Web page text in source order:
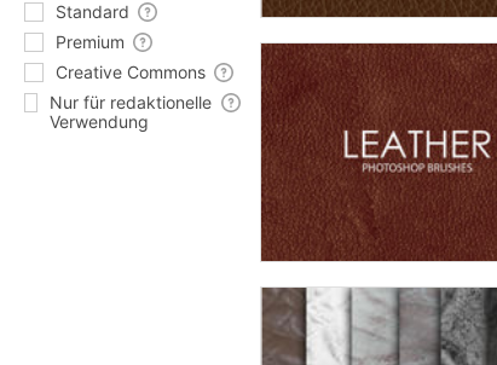
Standard
Premium
Creative Commons
Nur für redaktionelle
Verwendung